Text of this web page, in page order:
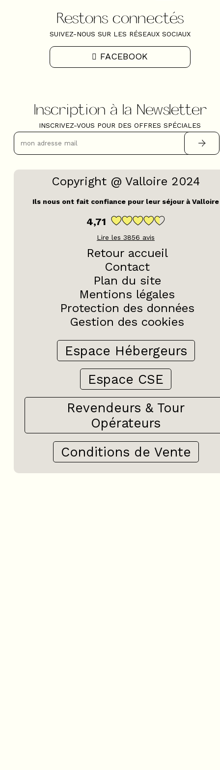
Restons connectés
SUIVEZ-NOUS SUR LES RÉSEAUX SOCIAUX
FACEBOOK
Inscription à la Newsletter
INSCRIVEZ-VOUS POUR DES OFFRES SPÉCIALES
Copyright @ Valloire 2024
Ils nous ont fait confiance pour leur séjour à Valloire
4,71
Lire les 3856 avis
Retour accueil
Contact
Plan du site
Mentions légales
Protection des données
Gestion des cookies
Espace Hébergeurs
Espace CSE
Revendeurs & Tour
Opérateurs
Conditions de Vente